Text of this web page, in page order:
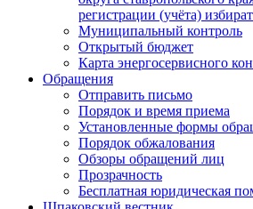
регистрации (учёта)
Муниципальный контроль
Открытый бюджет
Карта энергосервисного
Обращения
Отправить письмо
Порядок и время приема
Установленные формы
Порядок обжалования
Обзоры обращений лиц
Прозрачность
Бесплатная юридическая